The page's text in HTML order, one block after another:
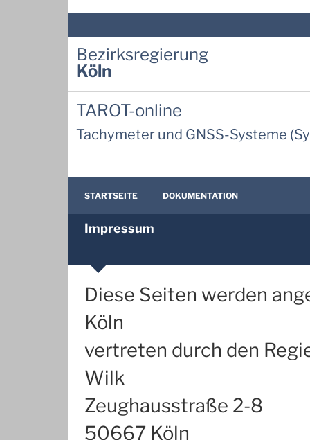
Bezirksregierung
Köln
TAROT-online
Tachymeter und GNSS-​Systeme
STARTSEITE DOKUMENTATION
Impressum
Diese Seiten werden
Köln
vertreten durch den
Wilk
Zeughausstraße 2-8
50667 Köln